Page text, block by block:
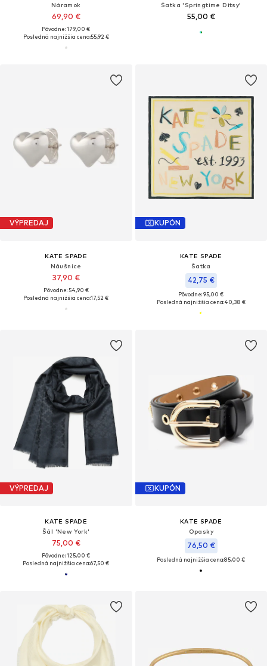
Náramok
69,90 €
Pôvodne: 179,00 €
Posledná najnižšia cena:55,92 €
Šatka 'Springtime Ditsy'
55,00 €
VÝPREDAJ
KATE SPADE
Náušnice
37,90 €
Pôvodne: 54,90 €
Posledná najnižšia cena:17,52 €
KUPÓN
KATE SPADE
Šatka
42,75 €
Pôvodne: 95,00 €
Posledná najnižšia cena:40,38 €
VÝPREDAJ
KATE SPADE
Šál 'New York'
75,00 €
Pôvodne: 125,00 €
Posledná najnižšia cena:67,50 €
KUPÓN
KATE SPADE
Opasky
76,50 €
Posledná najnižšia cena:85,00 €